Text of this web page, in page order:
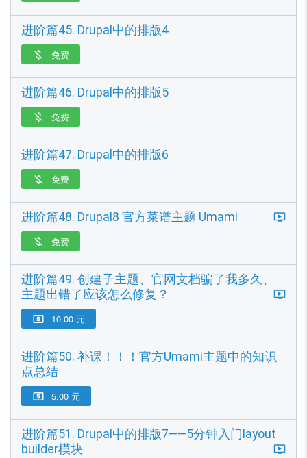
进阶篇45. Drupal中的排版4
 免费
进阶篇46. Drupal中的排版5
 免费
进阶篇47. Drupal中的排版6
 免费
进阶篇48. Drupal8 官方菜谱主题 Umami
 免费
进阶篇49. 创建子主题、官网文档骗了我多久、
主题出错了应该怎么修复？
 10.00 元
进阶篇50. 补课！！！官方Umami主题中的知识
点总结
 5.00 元
进阶篇51. Drupal中的排版7——5分钟入门layout
builder模块